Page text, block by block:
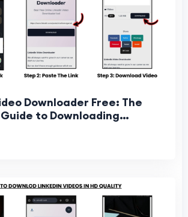
Downloader Free: The
to Downloading